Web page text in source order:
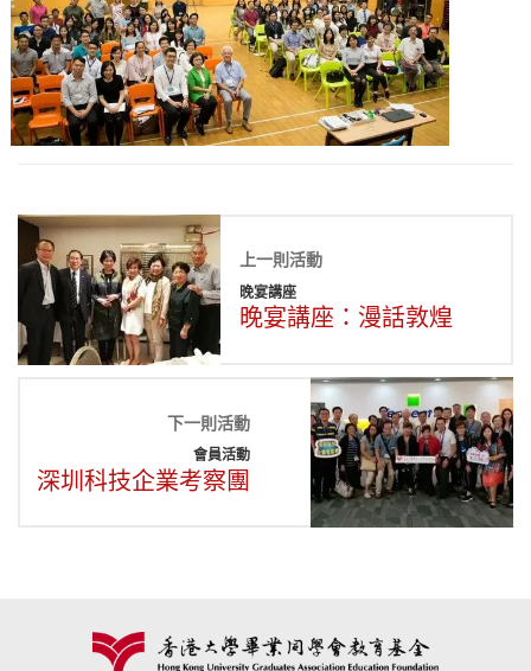
上一則活動
晚宴講座
晚宴講座：漫話敦煌
下一則活動
會員活動
深圳科技企業考察團